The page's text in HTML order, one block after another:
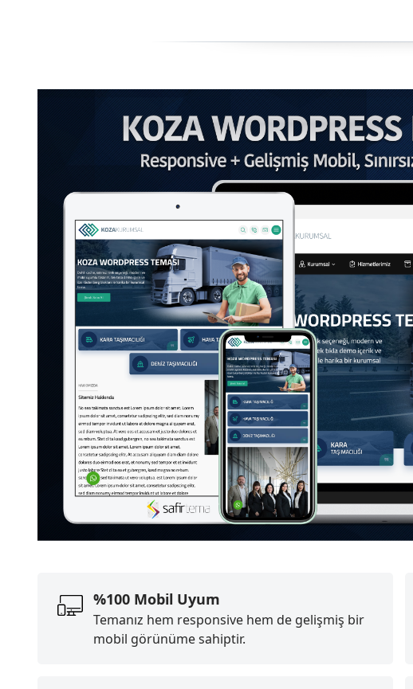
%100 Mobil Uyum
Temanız hem responsive hem de gelişmiş bir
mobil görünüme sahiptir.